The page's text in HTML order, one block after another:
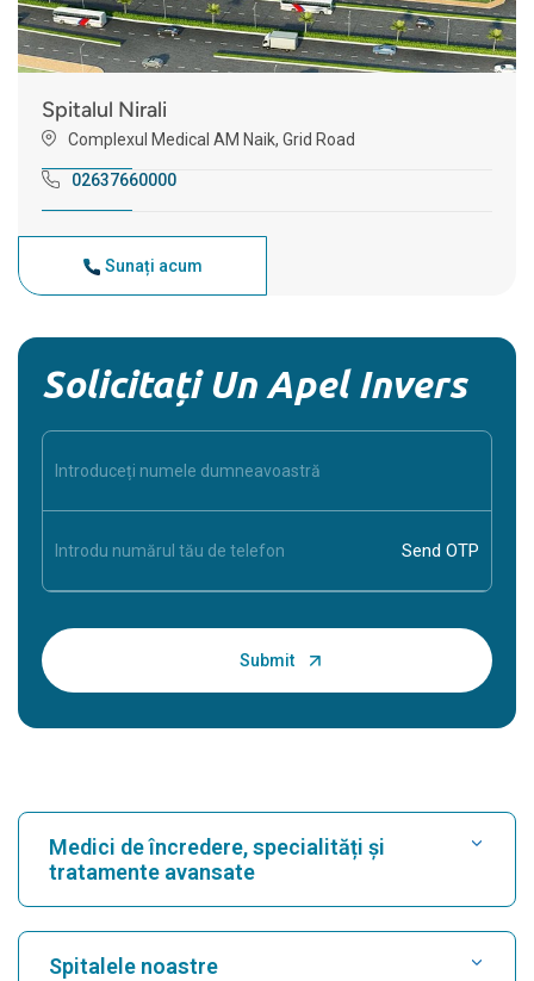
Spitalul Nirali
Complexul Medical AM Naik, Grid Road
02637660000
Sunați acum
Solicitați Un Apel Invers
Medici de încredere, specialități și
tratamente avansate
Găsește spital
Spitalele noastre